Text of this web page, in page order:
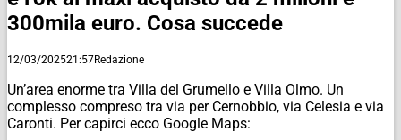
300mila euro. Cosa succede
12/03/202521:57Redazione
Un’area enorme tra Villa del Grumello e Villa Olmo. Un
complesso compreso tra via per Cernobbio, via Celesia e via
Caronti. Per capirci ecco Google Maps: